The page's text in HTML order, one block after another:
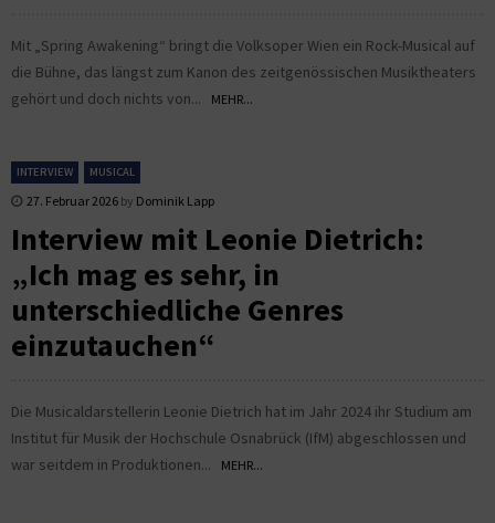
Mit „Spring Awakening“ bringt die Volksoper Wien ein Rock-Musical auf
die Bühne, das längst zum Kanon des zeitgenössischen Musiktheaters
gehört und doch nichts von...
MEHR...
INTERVIEW MUSICAL
27. Februar 2026 by Dominik Lapp
Interview mit Leonie Dietrich:
„Ich mag es sehr, in
unterschiedliche Genres
einzutauchen“
Die Musicaldarstellerin Leonie Dietrich hat im Jahr 2024 ihr Studium am
Institut für Musik der Hochschule Osnabrück (IfM) abgeschlossen und
war seitdem in Produktionen...
MEHR...